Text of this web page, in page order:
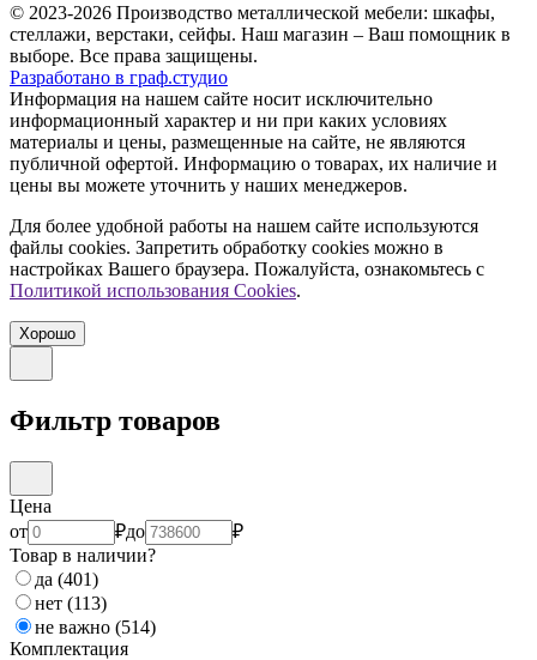
© 2023-2026 Производство металлической мебели: шкафы,
стеллажи, верстаки, сейфы. Наш магазин – Ваш помощник в
выборе. Все права защищены.
Разработано в граф.студио
Информация на нашем сайте носит исключительно
информационный характер и ни при каких условиях
материалы и цены, размещенные на сайте, не являются
публичной офертой. Информацию о товарах, их наличие и
цены вы можете уточнить у наших менеджеров.
Для более удобной работы на нашем сайте используются
файлы сookies. Запретить обработку cookies можно в
настройках Вашего браузера. Пожалуйста, ознакомьтесь с
Политикой использования Cookies.
Хорошо
Фильтр товаров
Цена
от
₽до
₽
Товар в наличии?
да (401)
нет (113)
не важно (514)
Комплектация